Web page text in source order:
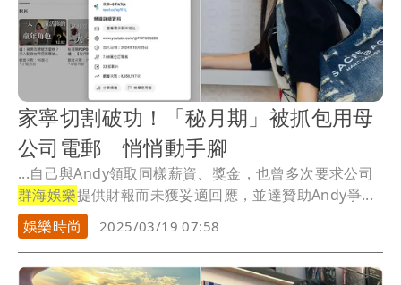
家寧切割破功！「秘月期」被抓包用母
公司電郵 悄悄動手腳
...自己與Andy領取同樣薪資、獎金，也曾多次要求公司
群海娛樂提供財報而未獲妥適回應，並達贊助Andy爭...
娛樂時尚
2025/03/19 07:58